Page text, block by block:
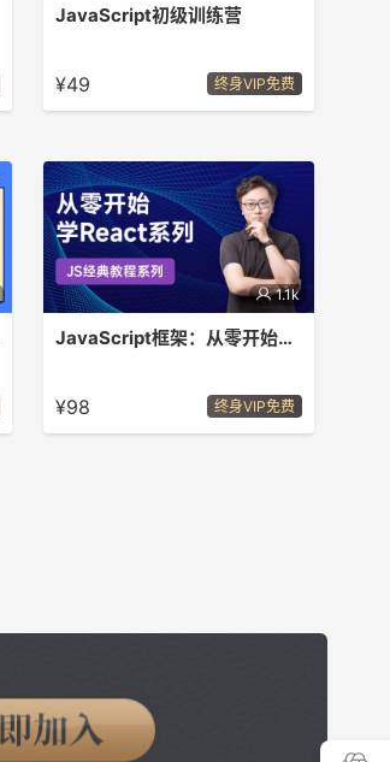
JavaScript初级训练营
¥49 终身VIP免费
1.1k
JavaScript框架：从零开始学React.JS
系统的学习React.JS，逐渐的成为一
名React.JS的使用高手。
¥98 终身VIP免费